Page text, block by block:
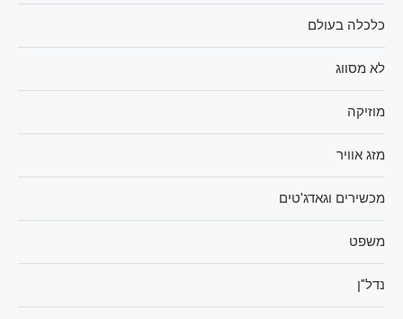
כלכלה בעולם
לא מסווג
מוזיקה
מזג אוויר
מכשירים וגאדג'טים
משפט
נדל"ן